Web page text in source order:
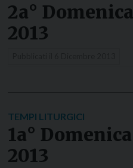
2a°
2013
TEMPI LITURGICI
1a°
2013